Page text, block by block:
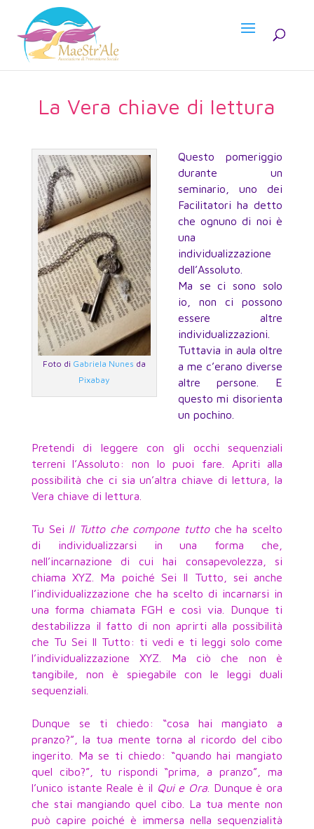
La Vera chiave di lettura
Foto di Gabriela Nunes da
Pixabay
Questo pomeriggio
durante un
seminario, uno dei
Facilitatori ha detto
che ognuno di noi è
una
individualizzazione
dell’Assoluto.
Ma se ci sono solo
io, non ci possono
essere altre
individualizzazioni.
Tuttavia in aula oltre
a me c’erano diverse
altre persone. E
questo mi disorienta
un pochino.
Pretendi di leggere con gli occhi sequenziali
terreni l’Assoluto: non lo puoi fare. Apriti alla
possibilità che ci sia un’altra chiave di lettura, la
Vera chiave di lettura.
Tu Sei Il Tutto che compone tuttoche ha scelto
di individualizzarsi in una forma che,
nell’incarnazione di cui hai consapevolezza, si
chiama XYZ. Ma poiché Sei Il Tutto, sei anche
l’individualizzazione che ha scelto di incarnarsi in
una forma chiamata FGH e così via. Dunque ti
destabilizza il fatto di non aprirti alla possibilità
che Tu Sei Il Tutto: ti vedi e ti leggi solo come
l’individualizzazione XYZ. Ma ciò che non è
tangibile, non è spiegabile con le leggi duali
sequenziali.
Dunque se ti chiedo: “cosa hai mangiato a
pranzo?”, la tua mente torna al ricordo del cibo
ingerito. Ma se ti chiedo: “quando hai mangiato
quel cibo?”, tu rispondi “prima, a pranzo”, ma
l’unico istante Reale è il Qui e Ora. Dunque è ora
che stai mangiando quel cibo. La tua mente non
può capire poiché è immersa nella sequenzialità